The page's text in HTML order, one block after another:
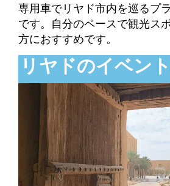
専用車でリヤド市内を巡るプ
です。自分のペースで観光ス
方におすすめです。
リヤドのイベン